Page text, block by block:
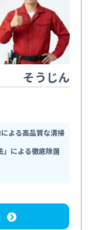
そうじん
よる高品質な清掃
」による徹底除菌